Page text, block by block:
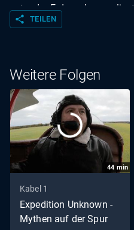
unter der Erde verborgen liegt.
share TEILEN
Weitere Folgen
44 min
Kabel 1
Expedition Unknown -
Mythen auf der Spur